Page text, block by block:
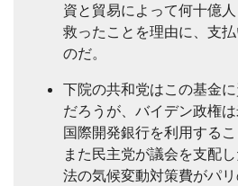
資と貿易によって何十億
救ったことを理由に、支
のだ。
下院の共和党はこの基金
だろうが、バイデン政権
国際開発銀行を利用するこ
また民主党が議会を支配
法の気候変動対策費がパ